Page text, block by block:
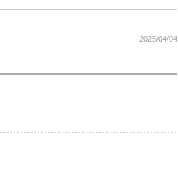
2025/04/04